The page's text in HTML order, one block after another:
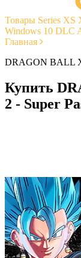
Товары Series XS
Windows 10 DLC
Главная
DRAGON BALL
Купить
2 - Super